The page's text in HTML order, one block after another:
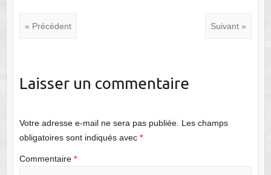
« Précédent Suivant »
Laisser un commentaire
Votre adresse e-mail ne sera pas publiée. Les champs
obligatoires sont indiqués avec *
Commentaire *